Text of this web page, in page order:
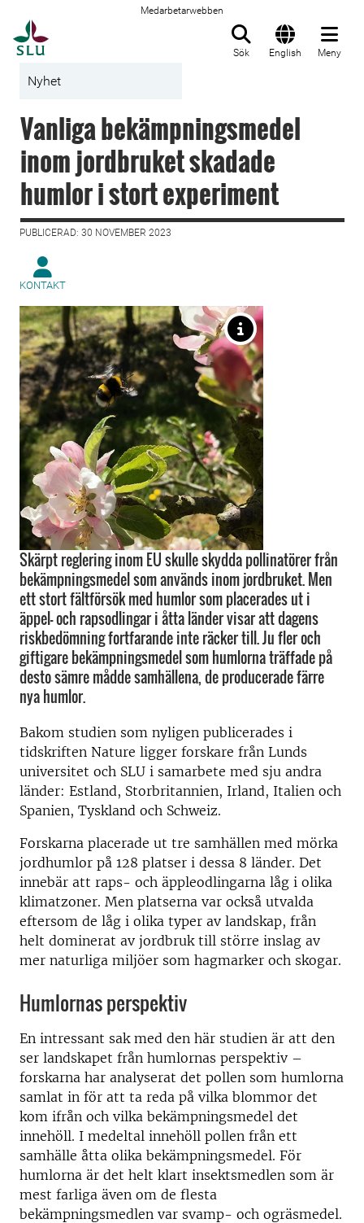
Medarbetarwebben
Sök English Meny
Nyhet
Vanliga bekämpningsmedel
inom jordbruket skadade
humlor i stort experiment
PUBLICERAD: 30 NOVEMBER 2023
KONTAKT
Skärpt reglering inom EU skulle skydda pollinatörer från
bekämpningsmedel som används inom jordbruket. Men
ett stort fältförsök med humlor som placerades ut i
äppel- och rapsodlingar i åtta länder visar att dagens
riskbedömning fortfarande inte räcker till. Ju fler och
giftigare bekämpningsmedel som humlorna träffade på
desto sämre mådde samhällena, de producerade färre
nya humlor.
Bakom studien som nyligen publicerades i
tidskriften Nature ligger forskare från Lunds
universitet och SLU i samarbete med sju andra
länder: Estland, Storbritannien, Irland, Italien och
Spanien, Tyskland och Schweiz.
Forskarna placerade ut tre samhällen med mörka
jordhumlor på 128 platser i dessa 8 länder. Det
innebär att raps- och äppleodlingarna låg i olika
klimatzoner. Men platserna var också utvalda
eftersom de låg i olika typer av landskap, från
helt dominerat av jordbruk till större inslag av
mer naturliga miljöer som hagmarker och skogar.
Humlornas perspektiv
En intressant sak med den här studien är att den
ser landskapet från humlornas perspektiv –
forskarna har analyserat det pollen som humlorna
samlat in för att ta reda på vilka blommor det
kom ifrån och vilka bekämpningsmedel det
innehöll. I medeltal innehöll pollen från ett
samhälle åtta olika bekämpningsmedel. För
humlorna är det helt klart insektsmedlen som är
mest farliga även om de flesta
bekämpningsmedlen var svamp- och ogräsmedel.